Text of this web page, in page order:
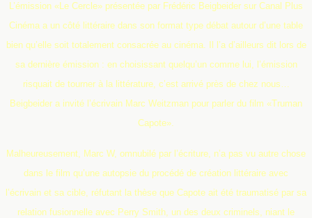
L’émission «Le Cercle» présentée par Frédéric Beigbeider sur Canal Plus
Cinéma a un côté littéraire dans son format type débat autour d’une table
bien qu’elle soit totalement consacrée au cinéma. Il l’a d’ailleurs dit lors de
sa dernière émission : en choisissant quelqu’un comme lui, l’émission
risquait de tourner à la littérature, c’est arrivé près de chez nous…
Beigbeider a invité l’écrivain Marc Weitzman pour parler du film «Truman
Capote».
Malheureusement, Marc W, omnubilé par l’écriture, n’a pas vu autre chose
dans le film qu’une autopsie du procédé de création littéraire avec
l’écrivain et sa cible, réfutant la thèse que Capote ait été traumatisé par sa
relation fusionnelle avec Perry Smith, un des deux criminels, niant le